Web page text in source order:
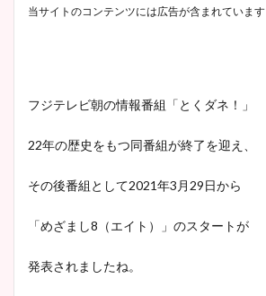
当サイトのコンテンツには広告が含まれています
フジテレビ朝の情報番組「とくダネ！」
22年の歴史をもつ同番組が終了を迎え、
その後番組として2021年3月29日から
「めざまし8（エイト）」のスタートが
発表されましたね。